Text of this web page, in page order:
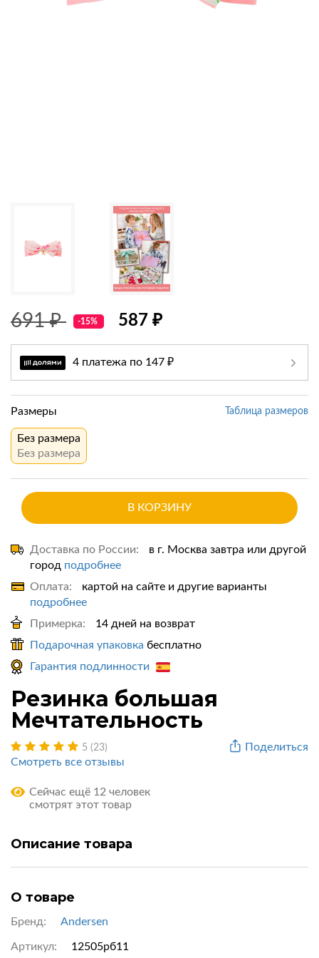
691 ₽ -15% 587 ₽
4 платежа по 147 ₽
Таблица размеров
Размеры
Без размера
Без размера
В КОРЗИНУ
Доставка по России:
в г. Москва завтра или другой
город подробнее
Оплата:
картой на сайте и другие варианты
подробнее
Примерка:
14 дней на возврат
Подарочная упаковка бесплатно
Гарантия подлинности
Резинка большая
Мечтательность
Поделиться
5 (23)
Смотреть все отзывы
Сейчас ещё 12 человек
смотрят этот товар
Описание товара
О товаре
Бренд: Andersen
Артикул: 12505рб11